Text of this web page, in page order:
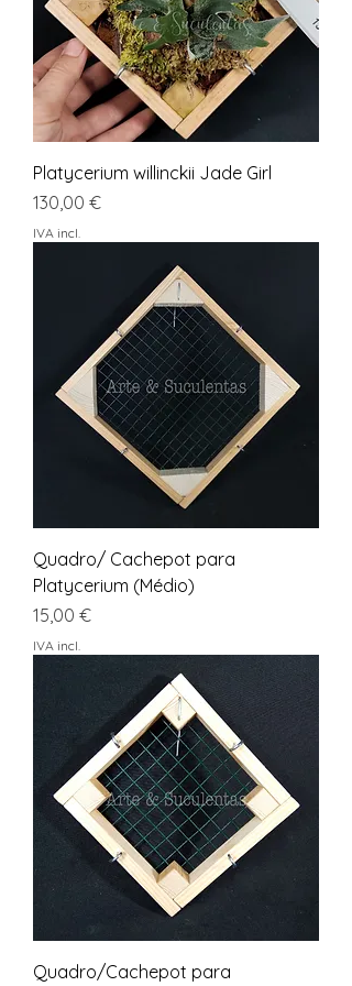
Platycerium willinckii Jade Girl
Preço
130,00 €
IVA incl.
Quadro/ Cachepot para
Platycerium (Médio)
Preço
15,00 €
IVA incl.
Quadro/Cachepot para